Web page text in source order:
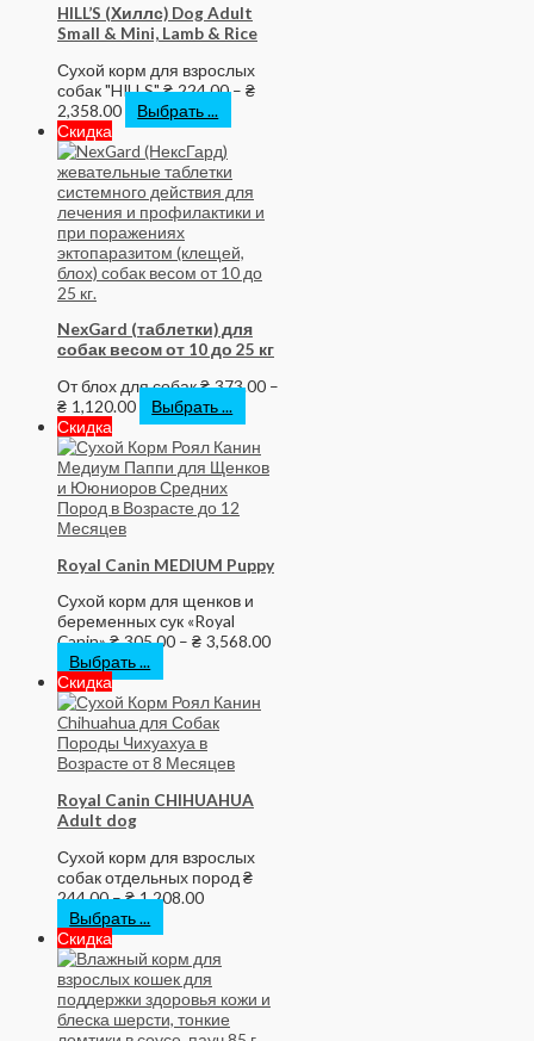
HILL’S (Хиллс) Dog Adult
Small & Mini, Lamb & Rice
Сухой корм для взрослых
собак "HILLS"₴ 224.00– ₴
2,358.00
Выбрать ...
Скидка
NexGard (таблетки) для
собак весом от 10 до 25 кг
От блох для собак₴ 373.00 –
₴ 1,120.00
Выбрать ...
Скидка
Royal Canin MEDIUM Puppy
Сухой корм для щенков и
беременных сук «Royal
Canin»₴ 305.00 – ₴ 3,568.00
Выбрать ...
Скидка
Royal Canin CHIHUAHUA
Adult dog
Сухой корм для взрослых
собак отдельных пород ₴
244.00–₴ 1,208.00
Выбрать ...
Скидка